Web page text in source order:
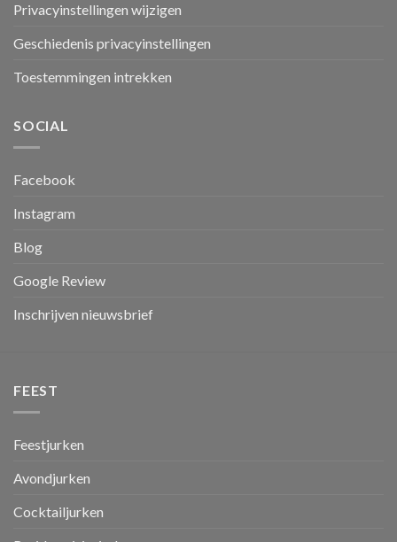
Privacyinstellingen wijzigen
Geschiedenis privacyinstellingen
Toestemmingen intrekken
SOCIAL
Facebook
Instagram
Blog
Google Review
Inschrijven nieuwsbrief
FEEST
Feestjurken
Avondjurken
Cocktailjurken